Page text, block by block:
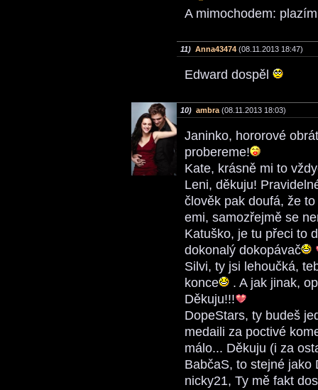
A mimochodem:
11) Anna43474 (08.11.2013 18:47)
Edward dospěl
10) ambra (08.11.2013 18:03)
Janinko, hororové
probereme!
Kate, krásně mi to
Leni, děkuju!
člověk pak doufá, že
emi, samozřejmě se
Katuško, je tu přeci to
dokonalý dokopávač
Silvi, ty jsi lehoučká,
konce
. A jak jinak,
Děkuju!!!
DopeStars, ty budeš
medaili za poctivé
málo... Děkuju (i za
BabčaS, to stejné jako
nicky21, Ty mě fakt